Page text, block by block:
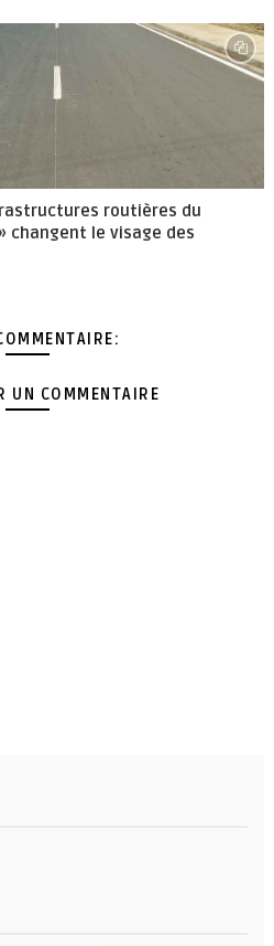
routières du
changent le visage des
UN COMMENTAIRE